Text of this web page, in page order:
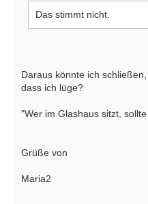
Das stimmt nicht.
Daraus könnte ich
dass ich lüge?
"Wer im Glashaus sitzt,
Grüße von
Maria2